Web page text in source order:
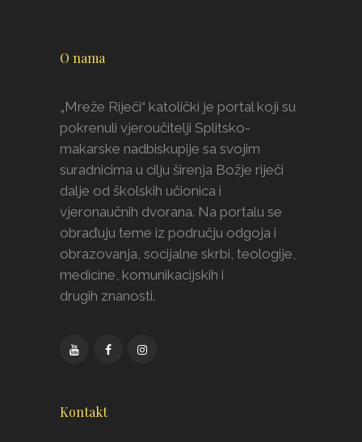
O nama
„Mreže Riječi“ katolički je portal koji su
pokrenuli vjeroučitelji Splitsko-
makarske nadbiskupije sa svojim
suradnicima u cilju širenja Božje riječi
dalje od školskih učionica i
vjeronaučnih dvorana. Na portalu se
obrađuju teme iz području odgoja i
obrazovanja, socijalne skrbi, teologije,
medicine, komunikacijskih i
drugih znanosti.
Kontakt